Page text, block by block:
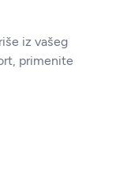
iz vašeg
primenite